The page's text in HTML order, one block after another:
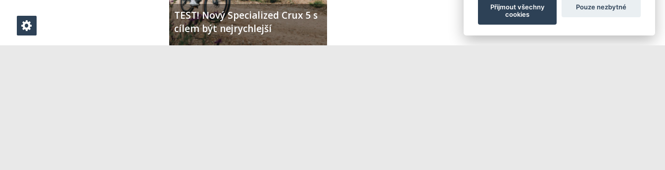
TEST! Nový Specialized Crux 5 s
cílem být nejrychlejší
Přijmout všechny
cookies
Pouze nezbytné